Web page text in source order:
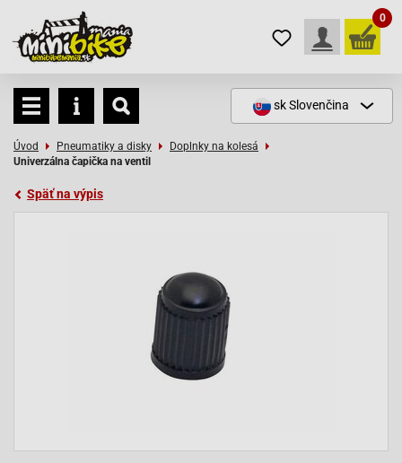
0
skSlovenčina
Úvod Pneumatiky a disky
Doplnky na kolesá
Univerzálna čapička na ventil
Späť na výpis